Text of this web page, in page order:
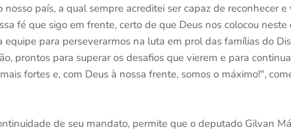
país, a qual sempre acreditei ser capaz de reconhecer e
fé que sigo em frente, certo de que Deus nos colocou
equipe para perseverarmos na luta em prol das famílias do
prontos para superar os desafios que vierem e para
fortes e, com Deus à nossa frente, somos o máximo!",
de seu mandato, permite que o deputado Gilvan